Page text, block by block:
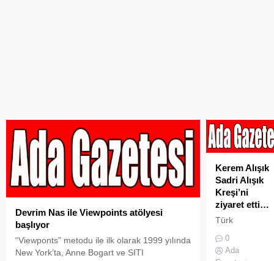
Devrim Nas ile Viewpoints atölyesi
başlıyor
“Viewponts” metodu ile ilk olarak 1999 yılında
New York’ta, Anne Bogart ve SITI
Kerem Alışık
Sadri Alışık
Kreşi’ni
ziyaret etti…
Türk
duayen
isimlerinden
0
Ada